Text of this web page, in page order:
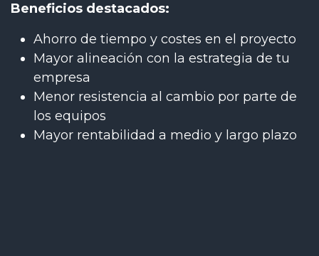
Beneficios destacados:
Ahorro de tiempo y costes en el proyecto
Mayor alineación con la estrategia de tu
empresa
Menor resistencia al cambio por parte de
los equipos
Mayor rentabilidad a medio y largo plazo